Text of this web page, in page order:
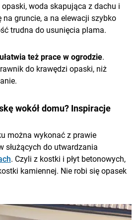
opaski, woda skapująca z dachu i
gruncie, a na elewacji szybko
trudna do usunięcia plama.
też prace w ogrodzie.
do krawędzi opaski, niż
wokół domu? Inspiracje
można wykonać z prawie
służących do utwardzania
. Czyli z kostki i płyt betonowych,
kamiennej. Nie robi się opasek